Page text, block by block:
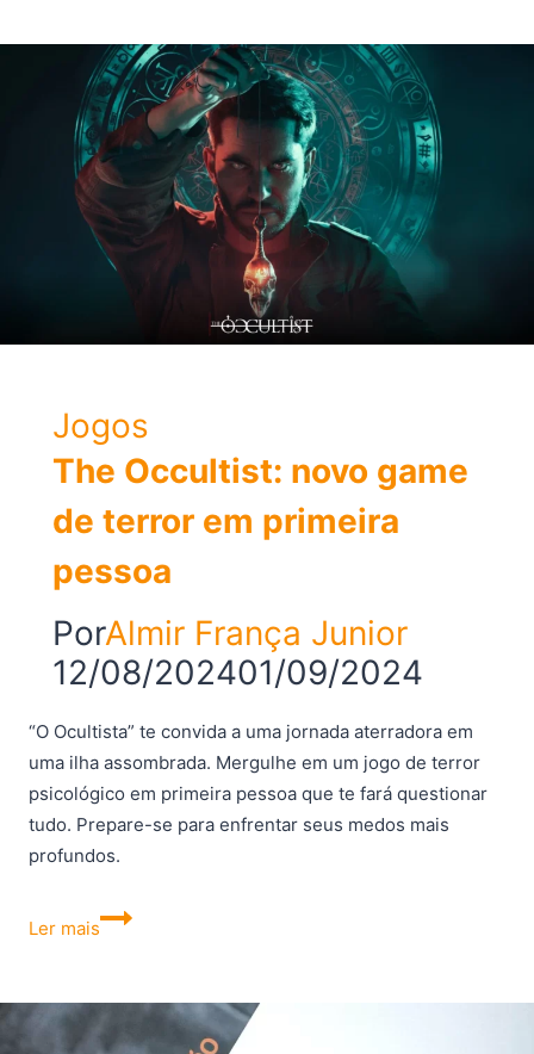
usar
o
Discord
no
PS5?
Jogos
The Occultist: novo game
de terror em primeira
pessoa
PorAlmir França Junior
12/08/202401/09/2024
“O Ocultista” te convida a uma jornada aterradora em
uma ilha assombrada. Mergulhe em um jogo de terror
psicológico em primeira pessoa que te fará questionar
tudo. Prepare-se para enfrentar seus medos mais
profundos.
Ler mais
The
game
de